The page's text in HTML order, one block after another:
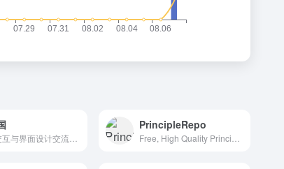
PrincipleRepo